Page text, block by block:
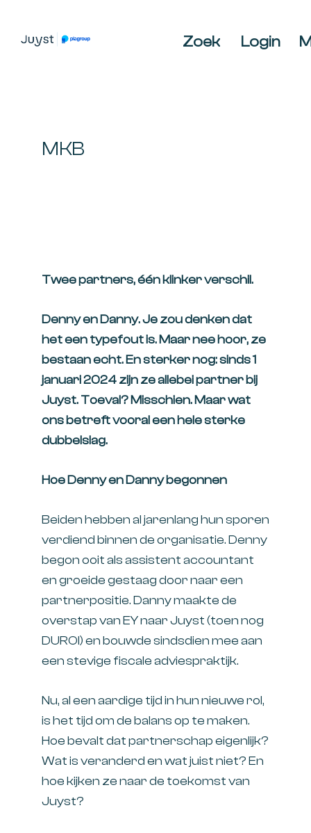
Zoek Login
MKB
Twee partners, één klinker verschil.
Denny en Danny. Je zou denken dat
het een typefout is. Maar nee hoor, ze
bestaan echt. En sterker nog: sinds 1
januari 2024 zijn ze allebei partner bij
Juyst. Toeval? Misschien. Maar wat
ons betreft vooral een hele sterke
dubbelslag.
Hoe Denny en Danny begonnen
Beiden hebben al jarenlang hun sporen
verdiend binnen de organisatie. Denny
begon ooit als assistent accountant
en groeide gestaag door naar een
partnerpositie. Danny maakte de
overstap van EY naar Juyst (toen nog
DUROI) en bouwde sindsdien mee aan
een stevige fiscale adviespraktijk.
Nu, al een aardige tijd in hun nieuwe rol,
is het tijd om de balans op te maken.
Hoe bevalt dat partnerschap eigenlijk?
Wat is veranderd en wat juist niet? En
hoe kijken ze naar de toekomst van
Juyst?